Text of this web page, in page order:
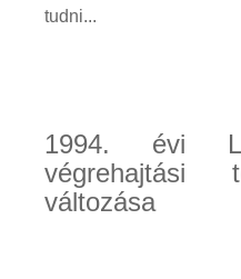
tudni...
1994. évi
végrehajtási
változása